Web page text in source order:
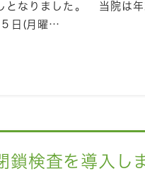
となりました。 当院は年
５日(月曜…
鎖検査を導入し